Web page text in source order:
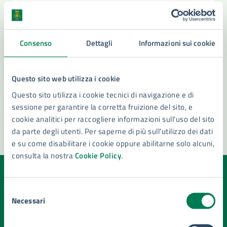
Consenso Dettagli Informazioni sui cookie
Questo sito web utilizza i cookie
Questo sito utilizza i cookie tecnici di navigazione e di
sessione per garantire la corretta fruizione del sito, e
cookie analitici per raccogliere informazioni sull'uso del sito
da parte degli utenti. Per saperne di più sull'utilizzo dei dati
e su come disabilitare i cookie oppure abilitarne solo alcuni,
consulta la nostraCookie Policy.
delNecessari
Settore Sistemi Informativi e Transizione Digitale
- Statistica
Capo di Gabinetto
1^ Commissione – Lavori Pubblici, Urbanistica,
Vedi altri 2
pagina?